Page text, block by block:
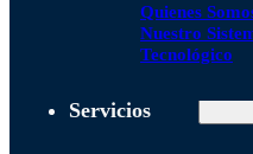
Quienes
Nuestro
Tecnológico
Servicios